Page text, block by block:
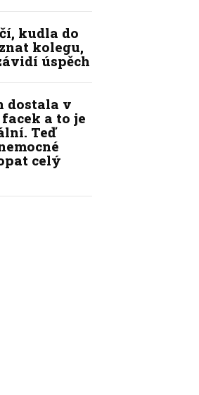
kudla do
kolegu,
úspěch
dostala v
a to je
Teď
celý